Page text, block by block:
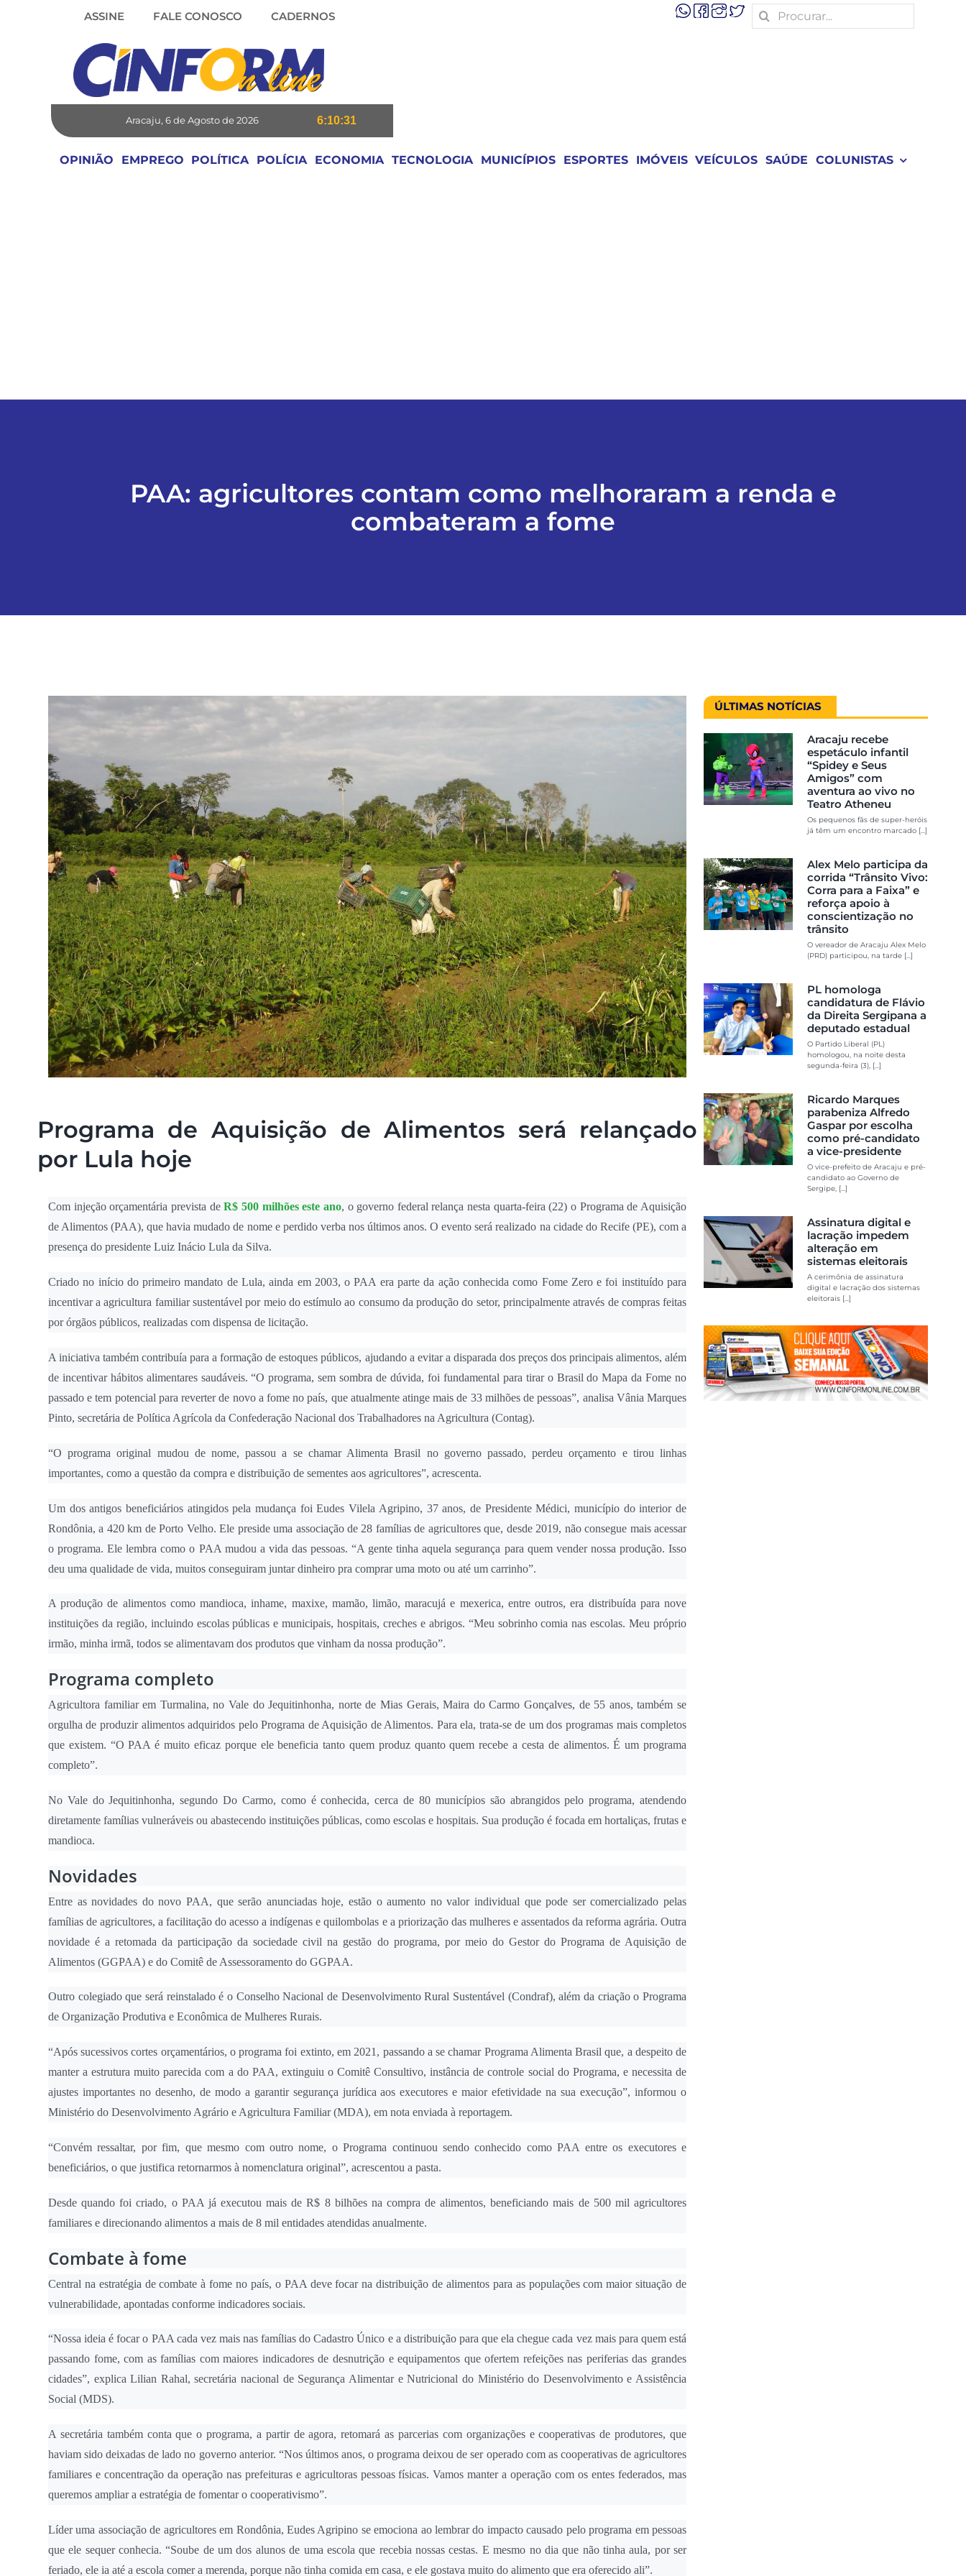
ASSINE FALE CONOSCO CADERNOS
Search
for:
Aracaju, 6 de Agosto de 2026 6:10:32
OPINIÃO EMPREGO POLÍTICA POLÍCIA ECONOMIA TECNOLOGIA MUNICÍPIOS ESPORTES IMÓVEIS VEÍCULOS SAÚDE COLUNISTAS
PAA: agricultores contam como melhoraram a renda e
combateram a fome
Programa de Aquisição de Alimentos será relançado
por Lula hoje
Com injeção orçamentária prevista deR$ 500 milhões este ano, o governo federal relança nesta quarta-feira (22) o Programa de Aquisição
de Alimentos (PAA), que havia mudado de nome e perdido verba nos últimos anos. O evento será realizado na cidade do Recife (PE), com a
presença do presidente Luiz Inácio Lula da Silva.
Criado no início do primeiro mandato de Lula, ainda em 2003, o PAA era parte da ação conhecida como Fome Zero e foi instituído para
incentivar a agricultura familiar sustentável por meio do estímulo ao consumo da produção do setor, principalmente através de compras feitas
por órgãos públicos, realizadas com dispensa de licitação.
A iniciativa também contribuía para a formação de estoques públicos, ajudando a evitar a disparada dos preços dos principais alimentos, além
de incentivar hábitos alimentares saudáveis. “O programa, sem sombra de dúvida, foi fundamental para tirar o Brasil do Mapa da Fome no
passado e tem potencial para reverter de novo a fome no país, que atualmente atinge mais de 33 milhões de pessoas”, analisa Vânia Marques
Pinto, secretária de Política Agrícola da Confederação Nacional dos Trabalhadores na Agricultura (Contag).
“O programa original mudou de nome, passou a se chamar Alimenta Brasil no governo passado, perdeu orçamento e tirou linhas
importantes, como a questão da compra e distribuição de sementes aos agricultores”, acrescenta.
Um dos antigos beneficiários atingidos pela mudança foi Eudes Vilela Agripino, 37 anos, de Presidente Médici, município do interior de
Rondônia, a 420 km de Porto Velho. Ele preside uma associação de 28 famílias de agricultores que, desde 2019, não consegue mais acessar
o programa. Ele lembra como o PAA mudou a vida das pessoas. “A gente tinha aquela segurança para quem vender nossa produção. Isso
deu uma qualidade de vida, muitos conseguiram juntar dinheiro pra comprar uma moto ou até um carrinho”.
A produção de alimentos como mandioca, inhame, maxixe, mamão, limão, maracujá e mexerica, entre outros, era distribuída para nove
instituições da região, incluindo escolas públicas e municipais, hospitais, creches e abrigos. “Meu sobrinho comia nas escolas. Meu próprio
irmão, minha irmã, todos se alimentavam dos produtos que vinham da nossa produção”.
Programa completo
Agricultora familiar em Turmalina, no Vale do Jequitinhonha, norte de Mias Gerais, Maira do Carmo Gonçalves, de 55 anos, também se
orgulha de produzir alimentos adquiridos pelo Programa de Aquisição de Alimentos. Para ela, trata-se de um dos programas mais completos
que existem. “O PAA é muito eficaz porque ele beneficia tanto quem produz quanto quem recebe a cesta de alimentos. É um programa
completo”.
No Vale do Jequitinhonha, segundo Do Carmo, como é conhecida, cerca de 80 municípios são abrangidos pelo programa, atendendo
diretamente famílias vulneráveis ou abastecendo instituições públicas, como escolas e hospitais. Sua produção é focada em hortaliças, frutas e
mandioca.
Novidades
Entre as novidades do novo PAA, que serão anunciadas hoje, estão o aumento no valor individual que pode ser comercializado pelas
famílias de agricultores, a facilitação do acesso a indígenas e quilombolas e a priorização das mulheres e assentados da reforma agrária. Outra
novidade é a retomada da participação da sociedade civil na gestão do programa, por meio do Gestor do Programa de Aquisição de
Alimentos (GGPAA) e do Comitê de Assessoramento do GGPAA.
Outro colegiado que será reinstalado é o Conselho Nacional de Desenvolvimento Rural Sustentável (Condraf), além da criação o Programa
de Organização Produtiva e Econômica de Mulheres Rurais.
“Após sucessivos cortes orçamentários, o programa foi extinto, em 2021, passando a se chamar Programa Alimenta Brasil que, a despeito de
manter a estrutura muito parecida com a do PAA, extinguiu o Comitê Consultivo, instância de controle social do Programa, e necessita de
ajustes importantes no desenho, de modo a garantir segurança jurídica aos executores e maior efetividade na sua execução”, informou o
Ministério do Desenvolvimento Agrário e Agricultura Familiar (MDA), em nota enviada à reportagem.
“Convém ressaltar, por fim, que mesmo com outro nome, o Programa continuou sendo conhecido como PAA entre os executores e
beneficiários, o que justifica retornarmos à nomenclatura original”, acrescentou a pasta.
Desde quando foi criado, o PAA já executou mais de R$ 8 bilhões na compra de alimentos, beneficiando mais de 500 mil agricultores
familiares e direcionando alimentos a mais de 8 mil entidades atendidas anualmente.
Combate à fome
Central na estratégia de combate à fome no país, o PAA deve focar na distribuição de alimentos para as populações com maior situação de
vulnerabilidade, apontadas conforme indicadores sociais.
“Nossa ideia é focar o PAA cada vez mais nas famílias do Cadastro Único e a distribuição para que ela chegue cada vez mais para quem está
passando fome, com as famílias com maiores indicadores de desnutrição e equipamentos que ofertem refeições nas periferias das grandes
cidades”, explica Lilian Rahal, secretária nacional de Segurança Alimentar e Nutricional do Ministério do Desenvolvimento e Assistência
Social (MDS).
A secretária também conta que o programa, a partir de agora, retomará as parcerias com organizações e cooperativas de produtores, que
haviam sido deixadas de lado no governo anterior. “Nos últimos anos, o programa deixou de ser operado com as cooperativas de agricultores
familiares e concentração da operação nas prefeituras e agricultoras pessoas físicas. Vamos manter a operação com os entes federados, mas
queremos ampliar a estratégia de fomentar o cooperativismo”.
Líder uma associação de agricultores em Rondônia, Eudes Agripino se emociona ao lembrar do impacto causado pelo programa em pessoas
que ele sequer conhecia. “Soube de um dos alunos de uma escola que recebia nossas cestas. E mesmo no dia que não tinha aula, por ser
feriado, ele ia até a escola comer a merenda, porque não tinha comida em casa, e ele gostava muito do alimento que era oferecido ali”.
ÚLTIMAS NOTÍCIAS
Aracaju recebe
espetáculo infantil
“Spidey e Seus
Amigos” com
aventura ao vivo no
Teatro Atheneu
Os pequenos fãs de super-heróis
já têm um encontro marcado [...]
Alex Melo participa da
corrida “Trânsito Vivo:
Corra para a Faixa” e
reforça apoio à
conscientização no
trânsito
O vereador de Aracaju Alex Melo
(PRD) participou, na tarde [...]
PL homologa
candidatura de Flávio
da Direita Sergipana a
deputado estadual
O Partido Liberal (PL)
homologou, na noite desta
segunda-feira (3), [...]
Ricardo Marques
parabeniza Alfredo
Gaspar por escolha
como pré-candidato
a vice-presidente
O vice-prefeito de Aracaju e pré-
candidato ao Governo de
Sergipe, [...]
Assinatura digital e
lacração impedem
alteração em
sistemas eleitorais
A cerimônia de assinatura
digital e lacração dos sistemas
eleitorais [...]